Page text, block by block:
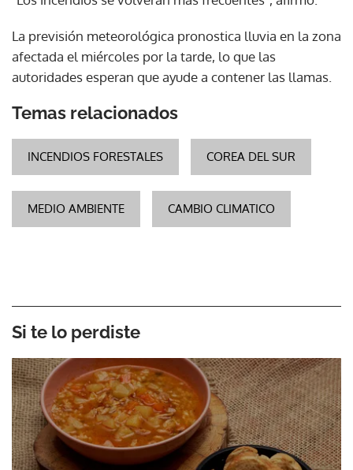
La previsión meteorológica pronostica lluvia en la zona
afectada el miércoles por la tarde, lo que las
autoridades esperan que ayude a contener las llamas.
Temas relacionados
INCENDIOS FORESTALES COREA DEL SUR
MEDIO AMBIENTE CAMBIO CLIMATICO
Si te lo perdiste